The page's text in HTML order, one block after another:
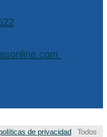
de privacidad Todos